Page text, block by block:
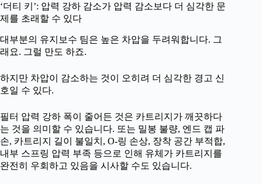
‘더티 키’: 압력 강하 감소가 압력 감소보다 더 심각한 문
제를 초래할 수 있다
대부분의 유지보수 팀은 높은 차압을 두려워합니다. 그
래요. 그럴 만도 하죠.
하지만 차압이 감소하는 것이 오히려 더 심각한 경고 신
호일 수 있다.
필터 압력 강하 폭이 줄어든 것은 카트리지가 깨끗하다
는 것을 의미할 수 있습니다. 또는 밀봉 불량, 엔드 캡 파
손, 카트리지 길이 불일치, O-링 손상, 장착 공간 부적합,
내부 스프링 압력 부족 등으로 인해 유체가 카트리지를
완전히 우회하고 있음을 시사할 수도 있습니다.